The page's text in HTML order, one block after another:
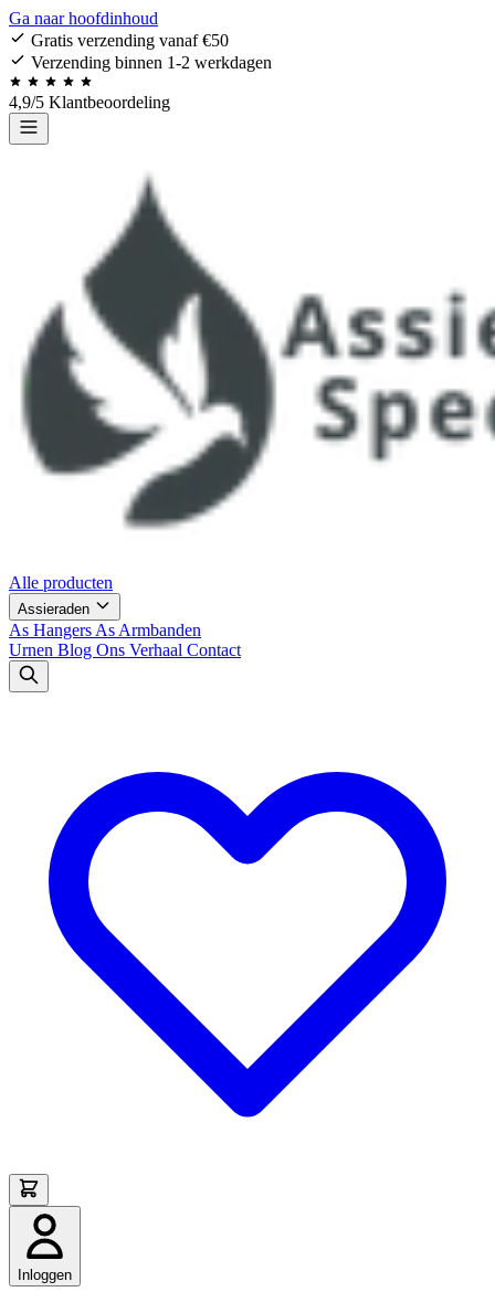
Ga naar hoofdinhoud
Gratis verzending vanaf €50
Verzending binnen 1-2 werkdagen
4,9/5 Klantbeoordeling
Alle producten
Assieraden
As Hangers As Armbanden
Urnen Blog Ons Verhaal Contact
Inloggen